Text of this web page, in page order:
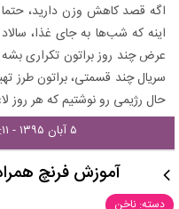
اگه قصد کاهش وزن دارید، حتما
اینه که شب‌ها به جای غذا،
عرض چند روز براتون تکراری بشه
سریال چند قسمتی، براتون طرز
حال رژیمی رو نوشتیم که هر روز
۵ آبان ۱۳۹۵ - ۲۲:۱۱
آموزش فرنچ
دسته: ناخن